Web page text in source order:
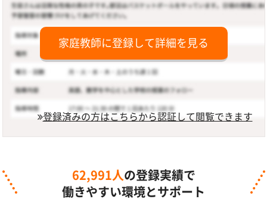
家庭教師に登録して詳細を見る
登録済みの方はこちらから認証して閲覧できます
62,991人 の登録実績で
働きやすい環境とサポート